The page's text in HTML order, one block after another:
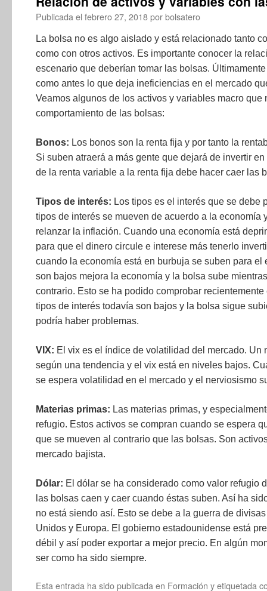
Publicada el febrero 27, 2018porbolsatero
La bolsa no es algo aislado y está relacionado tanto
como con otros activos. Es importante conocer la
escenario que deberían tomar las bolsas.
como antes lo que deja ineficiencias en el mercado
Veamos algunos de los activos y variables macro que
comportamiento de las bolsas:
Bonos: Los bonos son la renta fija y por tanto la
Si suben atraerá a más gente que dejará de invertir
de la renta variable a la renta fija debe hacer caer las
Tipos de interés: Los tipos es el interés que se debe
tipos de interés se mueven de acuerdo a la economía
relanzar la inflación. Cuando una economía está
para que el dinero circule e interese más tenerlo
cuando la economía está en burbuja se suben para el
son bajos mejora la economía y la bolsa sube
contrario. Esto se ha podido comprobar
tipos de interés todavía son bajos y la bolsa sigue
podría haber problemas.
VIX: El vix es el índice de volatilidad del mercado. Un
según una tendencia y el vix está en niveles bajos.
se espera volatilidad en el mercado y el nerviosismo
Materias primas: Las materias primas, y
refugio. Estos activos se compran cuando se espera
que se mueven al contrario que las bolsas. Son
mercado bajista.
Dólar: El dólar se ha considerado como valor refugio
las bolsas caen y caer cuando éstas suben. Así ha
no está siendo así. Esto se debe a la guerra de
Unidos y Europa. El gobierno estadounidense está
débil y así poder exportar a mejor precio. En algún
ser como ha sido siempre.
Esta entrada ha sido publicada en Formación y etiquetada